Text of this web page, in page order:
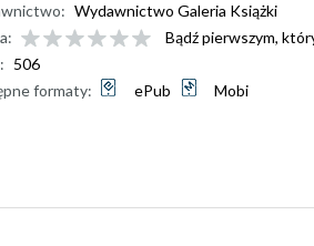
Wydawnictwo Galeria Książki
Bądź pierwszym,
506
formaty:
ePub Mobi